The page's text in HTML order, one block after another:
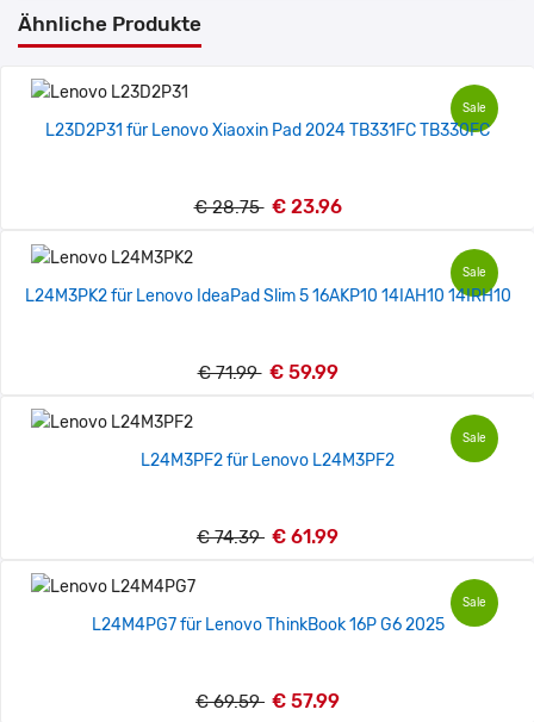
Ähnliche Produkte
Sale
L23D2P31 für Lenovo Xiaoxin Pad 2024 TB331FC TB330FC
€ 28.75 € 23.96
Sale
L24M3PK2 für Lenovo IdeaPad Slim 5 16AKP10 14IAH10 14IRH10
€ 71.99 € 59.99
Sale
L24M3PF2 für Lenovo L24M3PF2
€ 74.39 € 61.99
Sale
L24M4PG7 für Lenovo ThinkBook 16P G6 2025
€ 69.59 € 57.99